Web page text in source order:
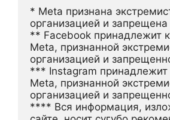
* Meta признана
организацией и
** Facebook принадлежит
Meta, признанной
организацией и
*** Instagram принадлежит
Meta, признанной
организацией и
**** Вся информация,